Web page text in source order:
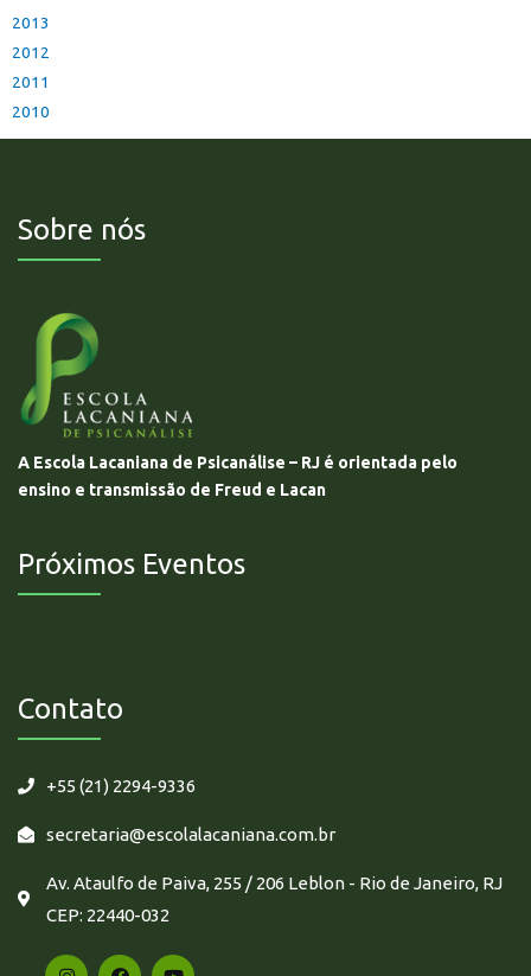
2013
2012
2011
2010
Sobre nós
A Escola Lacaniana de Psicanálise – RJ é orientada pelo
ensino e transmissão de Freud e Lacan
Próximos Eventos
Contato
+55 (21) 2294-9336
secretaria@escolalacaniana.com.br
Av. Ataulfo de Paiva, 255 / 206 Leblon - Rio de Janeiro, RJ
CEP: 22440-032